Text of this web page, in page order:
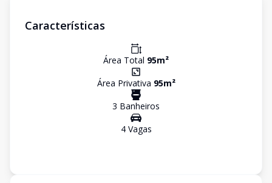
Características
Área Total 95m²
Área Privativa 95m²
3 Banheiros
4Vagas